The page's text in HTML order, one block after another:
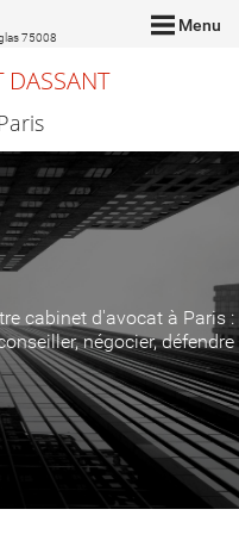
Menu
DASSANT
75008
cabinet d'avocat à Paris :
négocier, défendre